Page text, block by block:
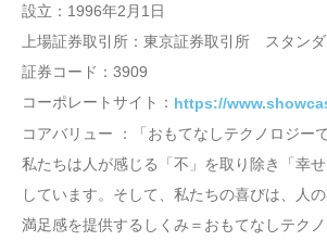
設立：1996年2月1日
上場証券取引所：東京証券取引所 スタン
証券コード：3909
コーポレートサイト： https://
コアバリュー ：「おもてなしテクノロジー
私たちは人が感じる「不」を取り除き「幸
しています。そして、私たちの喜びは、人
満足感を提供するしくみ＝おもてなしテク